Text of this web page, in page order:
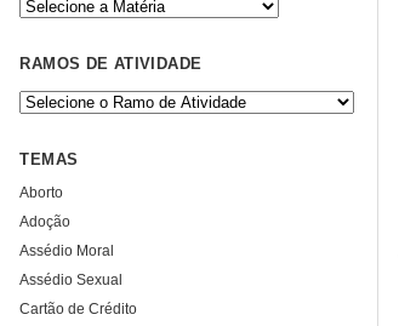
RAMOS DE ATIVIDADE
TEMAS
Aborto
Adoção
Assédio Moral
Assédio Sexual
Cartão de Crédito